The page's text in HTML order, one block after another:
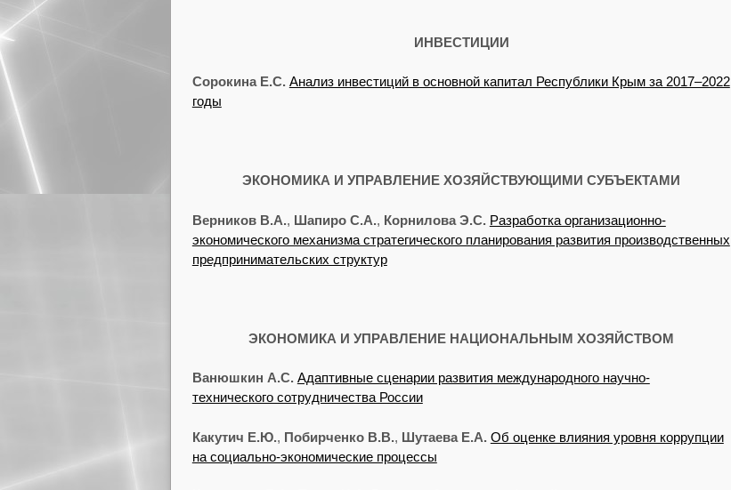
ИНВЕСТИЦИИ
Сорокина Е.С. Анализ инвестиций в основной капитал Республики Крым за 2017–2022
годы
ЭКОНОМИКА И УПРАВЛЕНИЕ ХОЗЯЙСТВУЮЩИМИ СУБЪЕКТАМИ
Верников В.А., Шапиро С.А., Корнилова Э.С. Разработка организационно-
экономического механизма стратегического планирования развития производственных
предпринимательских структур
ЭКОНОМИКА И УПРАВЛЕНИЕ НАЦИОНАЛЬНЫМ ХОЗЯЙСТВОМ
Ванюшкин А.С. Адаптивные сценарии развития международного научно-
технического сотрудничества России
Какутич Е.Ю., Побирченко В.В., Шутаева Е.А. Об оценке влияния уровня коррупции
на социально-экономические процессы